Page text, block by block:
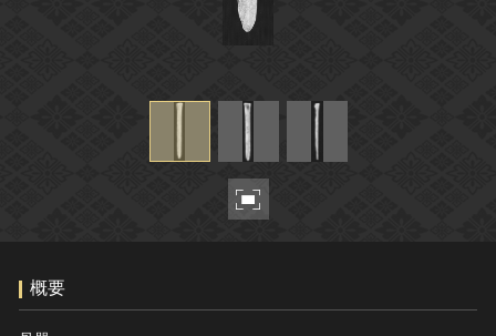
このサイトについて
関連サイトリンク
サイトマップ
概要